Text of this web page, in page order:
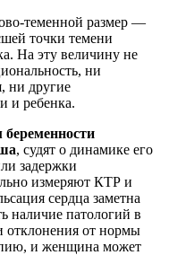
теменной размер —
точки темени
На эту величину не
ни
ни другие
и ребенка.
, судят о динамике его
задержки
измеряют КТР и
сердца заметна
наличие патологий в
отклонения от нормы
и женщина может